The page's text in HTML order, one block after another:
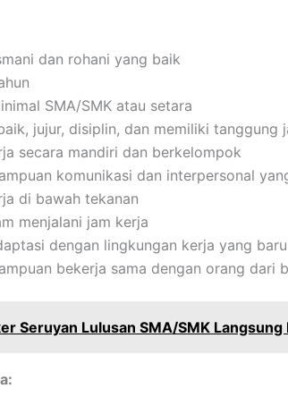
dan rohani yang baik
SMA/SMK atau setara
jujur, disiplin, dan memiliki tanggung
secara mandiri dan berkelompok
komunikasi dan interpersonal
di bawah tekanan
menjalani jam kerja
dengan lingkungan kerja yang baru
bekerja sama dengan orang dari
Seruyan Lulusan SMA/SMK